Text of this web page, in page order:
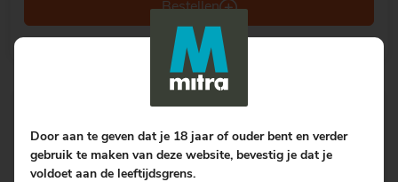
Bestellen
Gratis bezorgen
Vandaag besteld
Door aan te geven dat je 18 jaar of ouder bent en verder
gebruik te maken van deze website, bevestig je dat je
voldoet aan de leeftijdsgrens.